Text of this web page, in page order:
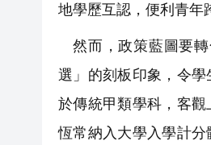
地學歷互認，便利青年
然而，政策藍圖要
選」的刻板印象，令
於傳統甲類學科，客
恆常納入大學入學計